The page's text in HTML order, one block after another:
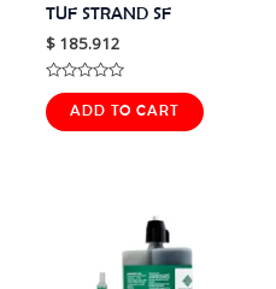
TUF STRAND SF
$185.912
Rated
0
out
of
ADD TO CART